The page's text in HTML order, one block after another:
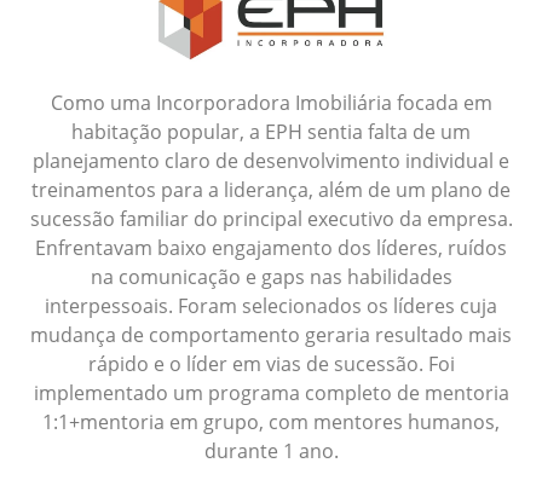
Como uma Incorporadora Imobiliária focada em
habitação popular, a EPH sentia falta de um
planejamento claro de desenvolvimento individual e
treinamentos para a liderança, além de um plano de
sucessão familiar do principal executivo da empresa.
Enfrentavam baixo engajamento dos líderes, ruídos
na comunicação e gaps nas habilidades
interpessoais. Foram selecionados os líderes cuja
mudança de comportamento geraria resultado mais
rápido e o líder em vias de sucessão. Foi
implementado um programa completo de mentoria
1:1+mentoria em grupo, com mentores humanos,
durante 1 ano.